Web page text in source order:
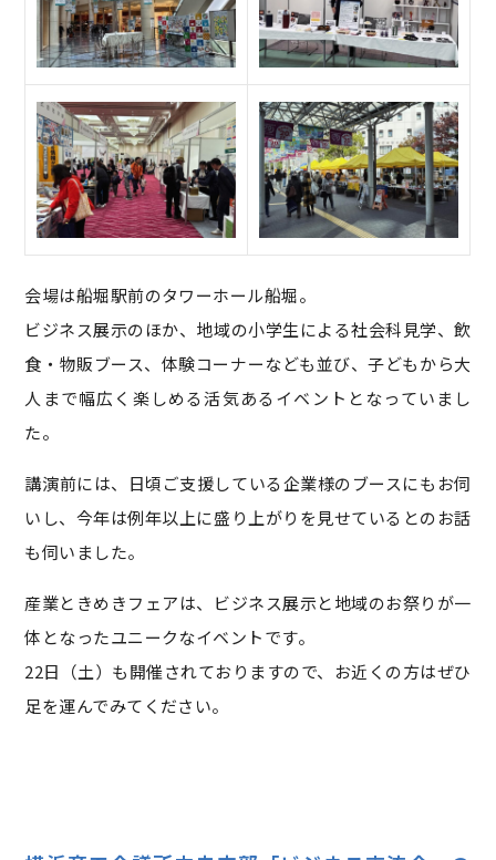
会場は船堀駅前のタワーホール船堀。
ビジネス展示のほか、地域の小学生による社会科見学、飲
食・物販ブース、体験コーナーなども並び、子どもから大
人まで幅広く楽しめる活気あるイベントとなっていまし
た。
講演前には、日頃ご支援している企業様のブースにもお伺
いし、今年は例年以上に盛り上がりを見せているとのお話
も伺いました。
産業ときめきフェアは、ビジネス展示と地域のお祭りが一
体となったユニークなイベントです。
22日（土）も開催されておりますので、お近くの方はぜひ
足を運んでみてください。